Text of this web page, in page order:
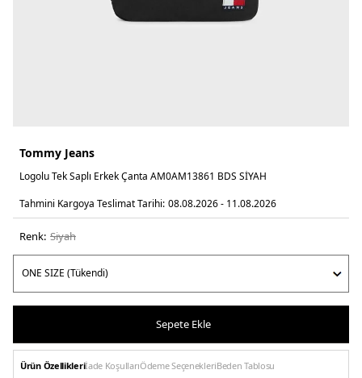
Tommy Jeans
Logolu Tek Saplı Erkek Çanta AM0AM13861 BDS SİYAH
Tahmini Kargoya Teslimat Tarihi: 08.08.2026 - 11.08.2026
Renk: si̇yah
Sepete Ekle
Ürün Özellikleriİade KoşullarıÖdeme SeçenekleriBeden Tablosu